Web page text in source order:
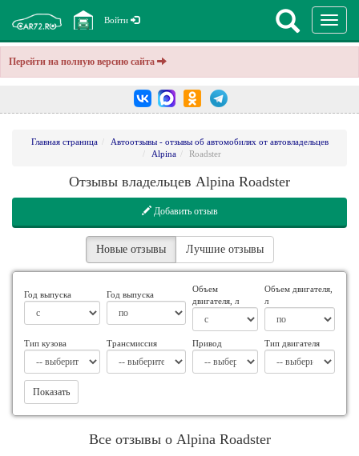
Перейти на полную версию сайта
Войти
Главная страница
Автоотзывы - отзывы об автомобилях от автовладельцев
Alpina
Roadster
Отзывы владельцев Alpina Roadster
Добавить отзыв
Новые отзывы Лучшие отзывы
Год выпуска Год выпуска
Объем
двигателя, л
Объем двигателя,
л
Тип кузова Трансмиссия Привод Тип двигателя
Показать
Все отзывы о Alpina Roadster